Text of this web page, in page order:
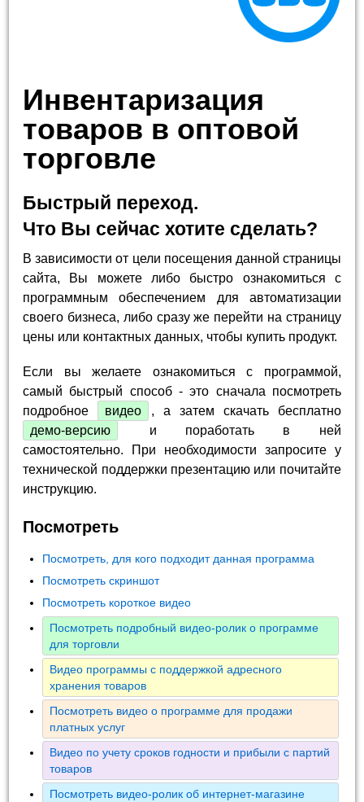
Инвентаризация
товаров в оптовой
торговле
Быстрый переход.
Что Вы сейчас хотите сделать?
В зависимости от цели посещения данной страницы
сайта, Вы можете либо быстро ознакомиться с
программным обеспечением для автоматизации
своего бизнеса, либо сразу же перейти на страницу
цены или контактных данных, чтобы купить продукт.
Если вы желаете ознакомиться с программой,
самый быстрый способ - это сначала посмотреть
подробное
видео
, а затем скачать бесплатно
демо-версию
и поработать в ней
самостоятельно. При необходимости запросите у
технической поддержки презентацию или почитайте
инструкцию.
Посмотреть
Посмотреть, для кого подходит данная программа
Посмотреть скриншот
Посмотреть короткое видео
Посмотреть подробный видео-ролик о программе
для торговли
Видео программы с поддержкой адресного
хранения товаров
Посмотреть видео о программе для продажи
платных услуг
Видео по учету сроков годности и прибыли с партий
товаров
Посмотреть видео-ролик об интернет-магазине